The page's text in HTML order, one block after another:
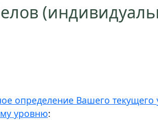
определение Вашего
уровню: